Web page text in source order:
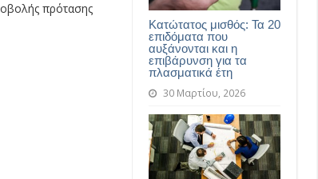
Κατώτατος μισθός: Τα 20
επιδόματα που
αυξάνονται και η
επιβάρυνση για τα
πλασματικά έτη
30 Μαρτίου, 2026
πρότασης